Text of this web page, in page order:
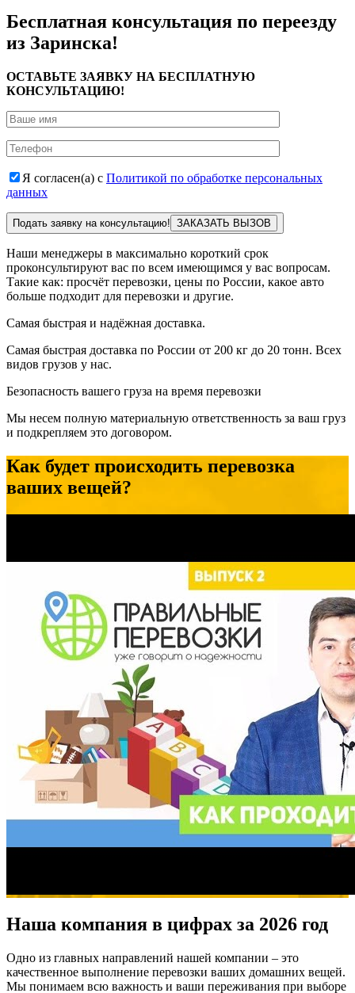
Бесплатная консультация по переезду
из Заринска!
ОСТАВЬТЕ ЗАЯВКУ НА БЕСПЛАТНУЮ
КОНСУЛЬТАЦИЮ!
Я согласен(а) с Политикой по обработке персональных
данных
Подать заявку на консультацию!
Наши менеджеры в максимально короткий срок
проконсультируют вас по всем имеющимся у вас вопросам.
Такие как: просчёт перевозки, цены по России, какое авто
больше подходит для перевозки и другие.
Самая быстрая и надёжная доставка.
Самая быстрая доставка по России от 200 кг до 20 тонн. Всех
видов грузов у нас.
Безопасность вашего груза на время перевозки
Мы несем полную материальную ответственность за ваш груз
и подкрепляем это договором.
Как будет происходить перевозка
ваших вещей?
Наша компания в цифрах за 2026 год
Одно из главных направлений нашей компании – это
качественное выполнение перевозки ваших домашних вещей.
Мы понимаем всю важность и ваши переживания при выборе